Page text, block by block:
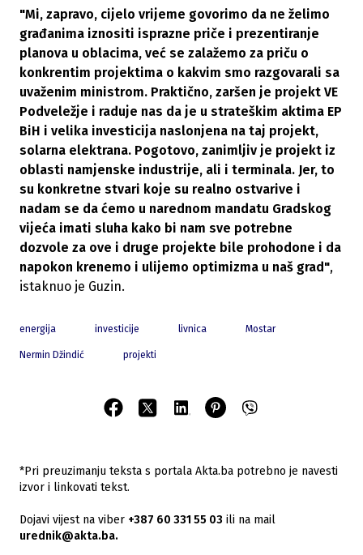
"Mi, zapravo, cijelo vrijeme govorimo da ne želimo
građanima iznositi isprazne priče i prezentiranje
planova u oblacima, već se zalažemo za priču o
konkrentim projektima o kakvim smo razgovarali sa
uvaženim ministrom. Praktično, zaršen je projekt VE
Podveležje i raduje nas da je u strateškim aktima EP
BiH i velika investicija naslonjena na taj projekt,
solarna elektrana. Pogotovo, zanimljiv je projekt iz
oblasti namjenske industrije, ali i terminala. Jer, to
su konkretne stvari koje su realno ostvarive i
nadam se da ćemo u narednom mandatu Gradskog
vijeća imati sluha kako bi nam sve potrebne
dozvole za ove i druge projekte bile prohodone i da
napokon krenemo i ulijemo optimizma u naš grad",
istaknuo je Guzin.
energija investicije livnica Mostar
Nermin Džindić projekti
*Pri preuzimanju teksta s portala Akta.ba potrebno je navesti
izvor i linkovati tekst.
Dojavi vijest na viber +387 60 331 55 03 ili na mail
urednik@akta.ba.